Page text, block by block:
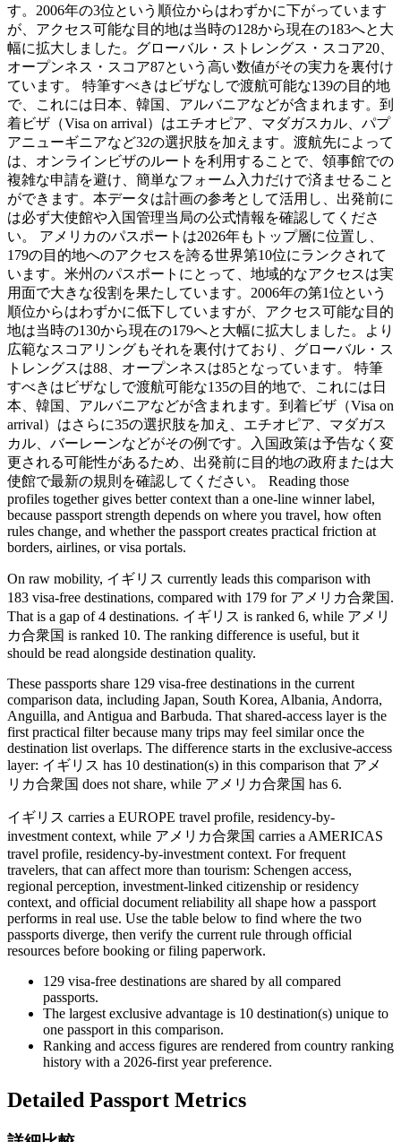
す。2006年の3位という順位からはわずかに下がっています
が、アクセス可能な目的地は当時の128から現在の183へと大
幅に拡大しました。グローバル・ストレングス・スコア20、
オープンネス・スコア87という高い数値がその実力を裏付け
ています。 特筆すべきはビザなしで渡航可能な139の目的地
で、これには日本、韓国、アルバニアなどが含まれます。到
着ビザ（Visa on arrival）はエチオピア、マダガスカル、パプ
アニューギニアなど32の選択肢を加えます。渡航先によって
は、オンラインビザのルートを利用することで、領事館での
複雑な申請を避け、簡単なフォーム入力だけで済ませること
ができます。本データは計画の参考として活用し、出発前に
は必ず大使館や入国管理当局の公式情報を確認してくださ
い。 アメリカのパスポートは2026年もトップ層に位置し、
179の目的地へのアクセスを誇る世界第10位にランクされて
います。米州のパスポートにとって、地域的なアクセスは実
用面で大きな役割を果たしています。2006年の第1位という
順位からはわずかに低下していますが、アクセス可能な目的
地は当時の130から現在の179へと大幅に拡大しました。より
広範なスコアリングもそれを裏付けており、グローバル・ス
トレングスは88、オープンネスは85となっています。 特筆
すべきはビザなしで渡航可能な135の目的地で、これには日
本、韓国、アルバニアなどが含まれます。到着ビザ（Visa on
arrival）はさらに35の選択肢を加え、エチオピア、マダガス
カル、バーレーンなどがその例です。入国政策は予告なく変
更される可能性があるため、出発前に目的地の政府または大
使館で最新の規則を確認してください。 Reading those
profiles together gives better context than a one-line winner label,
because passport strength depends on where you travel, how often
rules change, and whether the passport creates practical friction at
borders, airlines, or visa portals.
On raw mobility, イギリス currently leads this comparison with
183 visa-free destinations, compared with 179 for アメリカ合衆国.
That is a gap of 4 destinations. イギリス is ranked 6, while アメリ
カ合衆国 is ranked 10. The ranking difference is useful, but it
should be read alongside destination quality.
These passports share 129 visa-free destinations in the current
comparison data, including Japan, South Korea, Albania, Andorra,
Anguilla, and Antigua and Barbuda. That shared-access layer is the
first practical filter because many trips may feel similar once the
destination list overlaps. The difference starts in the exclusive-access
layer: イギリス has 10 destination(s) in this comparison that アメ
リカ合衆国 does not share, while アメリカ合衆国 has 6.
イギリス carries a EUROPE travel profile, residency-by-
investment context, while アメリカ合衆国 carries a AMERICAS
travel profile, residency-by-investment context. For frequent
travelers, that can affect more than tourism: Schengen access,
regional perception, investment-linked citizenship or residency
context, and official document reliability all shape how a passport
performs in real use. Use the table below to find where the two
passports diverge, then verify the current rule through official
resources before booking or filing paperwork.
129 visa-free destinations are shared by all compared
passports.
The largest exclusive advantage is 10 destination(s) unique to
one passport in this comparison.
Ranking and access figures are rendered from country ranking
history with a 2026-first year preference.
Detailed Passport Metrics